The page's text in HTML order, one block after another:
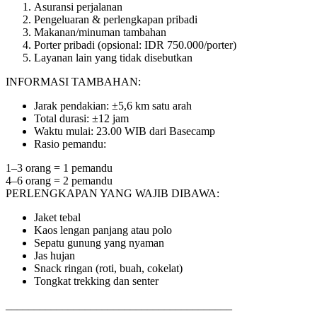
Asuransi perjalanan
Pengeluaran & perlengkapan pribadi
Makanan/minuman tambahan
Porter pribadi (opsional: IDR 750.000/porter)
Layanan lain yang tidak disebutkan
INFORMASI TAMBAHAN:
Jarak pendakian: ±5,6 km satu arah
Total durasi: ±12 jam
Waktu mulai: 23.00 WIB dari Basecamp
Rasio pemandu:
1–3 orang = 1 pemandu
4–6 orang = 2 pemandu
PERLENGKAPAN YANG WAJIB DIBAWA:
Jaket tebal
Kaos lengan panjang atau polo
Sepatu gunung yang nyaman
Jas hujan
Snack ringan (roti, buah, cokelat)
Tongkat trekking dan senter